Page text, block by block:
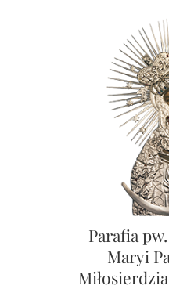
Parafia
Maryi